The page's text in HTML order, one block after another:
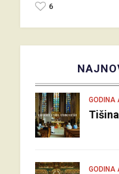
6
GODINA
GODINA